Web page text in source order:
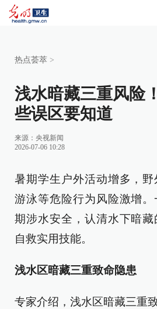
热点荟萃 >
浅水暗藏三重风险
些误区要知道
来源： 央视新闻
2026-07-06 10:28
暑期学生户外活动增多，
游泳等危险行为风险激增
期涉水安全，认清水下暗
自救实用技能。
浅水区暗藏三重致命隐患
专家介绍，浅水区暗藏三重